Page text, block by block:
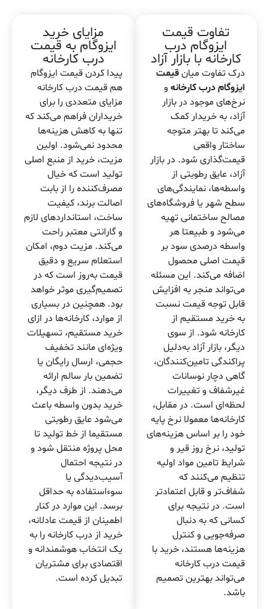
تفاوت قیمت
ایزوگام درب
کارخانه با بازار آزاد
درک تفاوت میانقیمت
ایزوگام درب کارخانه و
نرخ‌های موجود در بازار
آزاد، به خریدار کمک
می‌کند تا بهتر متوجه
ساختار واقعی
قیمت‌گذاری شود. در بازار
آزاد، عایق رطوبتی از
واسطه‌ها، نمایندگی‌های
سطح شهر یا فروشگاه‌های
مصالح ساختمانی تهیه
می‌شود و طبیعتا هر
واسطه درصدی سود بر
قیمت اصلی محصول
اضافه می‌کند. این مسئله
می‌تواند منجر به افزایش
قابل توجه قیمت نسبت
به خرید مستقیم از
کارخانه شود. از سوی
دیگر، بازار آزاد به‌دلیل
پراکندگی تامین‌کنندگان،
گاهی دچار نوسانات
غیرشفاف و تغییرات
لحظه‌ای است. در مقابل،
کارخانه‌ها معمولا نرخ پایه
خود را بر اساس هزینه‌های
تولید، نرخ روز قیر و
شرایط تامین مواد اولیه
تنظیم می‌کنند که
شفاف‌تر و قابل اعتمادتر
است. در نتیجه برای
کسانی که به دنبال
صرفه‌جویی و کنترل
هزینه‌ها هستند، خرید با
قیمت درب کارخانه
می‌تواند بهترین تصمیم
باشد.
مزایای خرید
ایزوگام به قیمت
درب کارخانه
پیدا کردن قیمت ایزوگام
هم قیمت درب کارخانه
مزایای متعددی را برای
خریداران فراهم می‌کند که
تنها به کاهش هزینه‌ها
محدود نمی‌شود. اولین
مزیت، خرید از منبع اصلی
تولید است که خیال
مصرف‌کننده را از بابت
اصالت برند، کیفیت
ساخت، استانداردهای لازم
و گارانتی معتبر راحت
می‌کند. مزیت دوم، امکان
استعلام سریع و دقیق
قیمت به‌روز است که در
تصمیم‌گیری موثر خواهد
بود. همچنین در بسیاری
از موارد، کارخانه‌ها در ازای
خرید مستقیم، تسهیلات
ویژه‌ای مانند تخفیف
حجمی، ارسال رایگان یا
تضمین بار سالم ارائه
می‌دهند. از طرف دیگر،
خرید بدون واسطه باعث
می‌شود عایق رطوبتی
مستقیما از خط تولید تا
محل پروژه منتقل شود و
در نتیجه احتمال
آسیب‌دیدگی یا
سوءاستفاده به حداقل
برسد. این موارد در کنار
اطمینان از قیمت عادلانه،
خرید از درب کارخانه را به
یک انتخاب هوشمندانه و
اقتصادی برای مشتریان
تبدیل کرده است.